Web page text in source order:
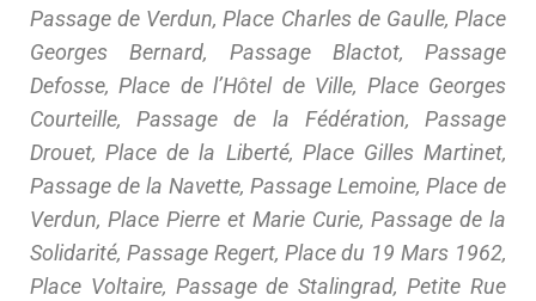
Passage de Verdun, Place Charles de Gaulle, Place
Georges Bernard, Passage Blactot, Passage
Defosse, Place de l’Hôtel de Ville, Place Georges
Courteille, Passage de la Fédération, Passage
Drouet, Place de la Liberté, Place Gilles Martinet,
Passage de la Navette, Passage Lemoine, Place de
Verdun, Place Pierre et Marie Curie, Passage de la
Solidarité, Passage Regert, Place du 19 Mars 1962,
Place Voltaire, Passage de Stalingrad, Petite Rue